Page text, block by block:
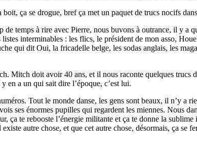
ça se drogue, bref ça met un paquet de trucs nocifs
temps à rire avec Pierre, nous buvons à outrance, il y a
interminables : les flics, le président de mon asso,
qui dit Oui, la fricadelle belge, les sodas anglais, les
Mitch doit avoir 40 ans, et il nous raconte quelques trucs
en a un qui sait dire l’époque, c’est lui.
Tout le monde danse, les gens sont beaux, il n’y a
ses énormes pupilles qui regardent les miennes. Nous
ça te rebooste l’énergie militante et ça te donne la
autre chose, et que cet autre chose, désormais, ça se